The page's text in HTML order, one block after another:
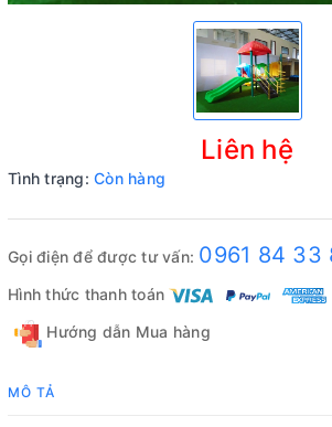
Liên hệ
Tình trạng: Còn hàng
Gọi điện để được tư vấn: 0961 84 33
Hình thức thanh toán
Hướng dẫn Mua hàng
MÔ TẢ